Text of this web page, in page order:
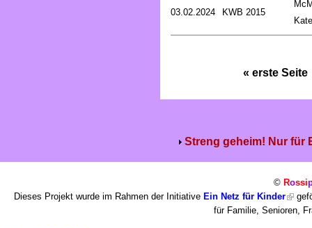
03.02.2024 KWB 2015
Kate
« erste Seite
Streng geheim! Nur für
© Rossi
Dieses Projekt wurde im Rahmen der Initiative Ein Netz für Kinder
für Familie, Senioren,